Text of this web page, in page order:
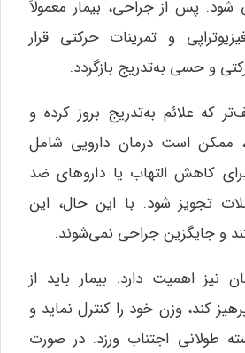
پس از جراحی، بیمار معمولاً
و تمرینات حرکتی قرار
و حسی به‌تدریج بازگردد.
که علائم به‌تدریج بروز کرده و
ممکن است درمان دارویی شامل
کاهش التهاب یا داروهای ضد
تجویز شود. با این حال، این
و جایگزین جراحی نمی‌شوند.
نیز اهمیت دارد. بیمار باید از
کند، وزن خود را کنترل نماید و
طولانی اجتناب ورزد. در صورت